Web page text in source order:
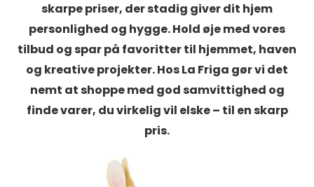
skarpe priser, der stadig giver dit hjem
personlighed og hygge. Hold øje med vores
tilbud og spar på favoritter til hjemmet, haven
og kreative projekter. Hos La Friga gør vi det
nemt at shoppe med god samvittighed og
finde varer, du virkelig vil elske – til en skarp
pris.